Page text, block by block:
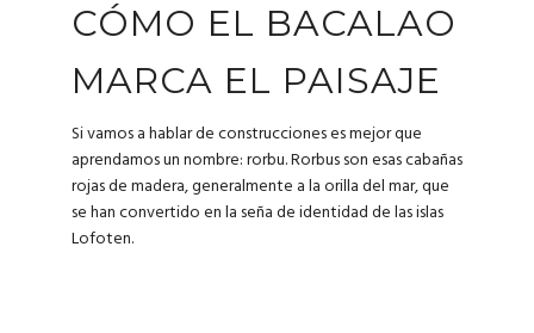
CÓMO EL BACALAO
MARCA EL PAISAJE
Si vamos a hablar de construcciones es mejor que
aprendamos un nombre: rorbu. Rorbus son esas cabañas
rojas de madera, generalmente a la orilla del mar, que
se han convertido en la seña de identidad de las islas
Lofoten.